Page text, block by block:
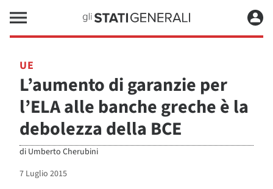
UE
L’aumento di garanzie per
l’ELA alle banche greche è la
debolezza della BCE
di Umberto Cherubini
7 Luglio 2015